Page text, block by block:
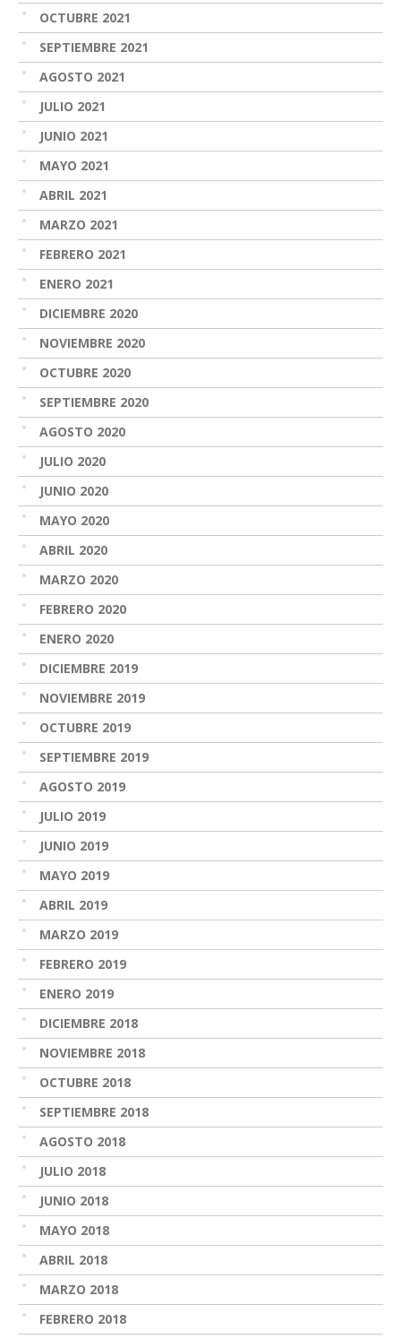
OCTUBRE 2021
SEPTIEMBRE 2021
AGOSTO 2021
JULIO 2021
JUNIO 2021
MAYO 2021
ABRIL 2021
MARZO 2021
FEBRERO 2021
ENERO 2021
DICIEMBRE 2020
NOVIEMBRE 2020
OCTUBRE 2020
SEPTIEMBRE 2020
AGOSTO 2020
JULIO 2020
JUNIO 2020
MAYO 2020
ABRIL 2020
MARZO 2020
FEBRERO 2020
ENERO 2020
DICIEMBRE 2019
NOVIEMBRE 2019
OCTUBRE 2019
SEPTIEMBRE 2019
AGOSTO 2019
JULIO 2019
JUNIO 2019
MAYO 2019
ABRIL 2019
MARZO 2019
FEBRERO 2019
ENERO 2019
DICIEMBRE 2018
NOVIEMBRE 2018
OCTUBRE 2018
SEPTIEMBRE 2018
AGOSTO 2018
JULIO 2018
JUNIO 2018
MAYO 2018
ABRIL 2018
MARZO 2018
FEBRERO 2018